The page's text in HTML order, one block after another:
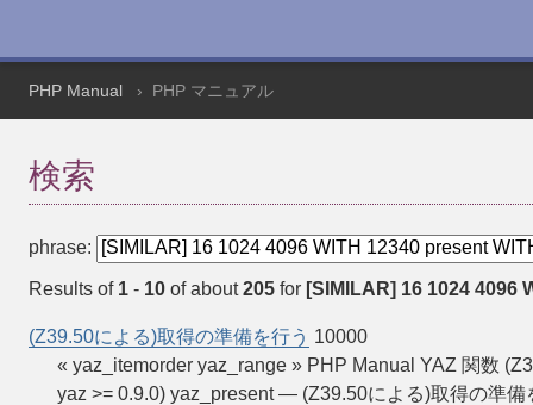
PHP Manual PHP マニュアル
検索
phrase:
Results of 1 - 10 of about205 for [SIMILAR] 16 1024 4096
(Z39.50による)取得の準備を行う 10000
« yaz_itemorder yaz_range » PHP Manual YAZ 関数
yaz >= 0.9.0) yaz_present — (Z39.50による)取得の準